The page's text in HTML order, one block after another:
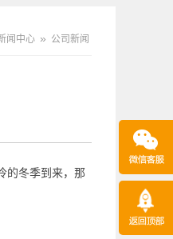
闻中心 » 公司新闻
的冬季到来，那